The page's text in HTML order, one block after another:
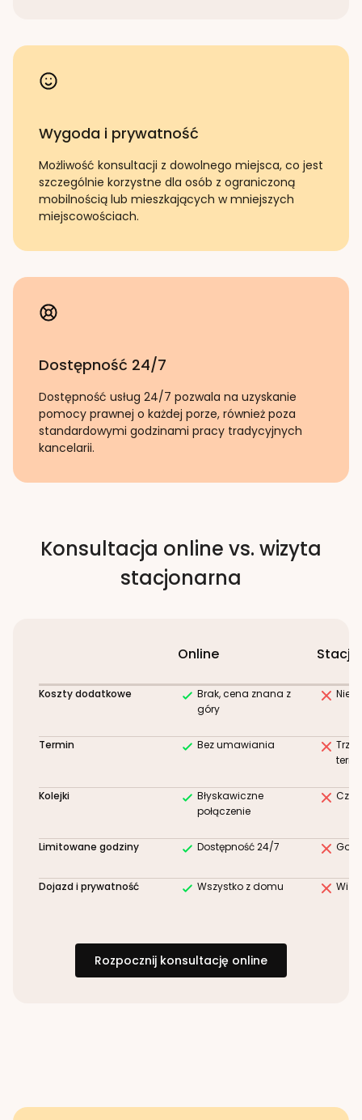
Wygoda i prywatność
Możliwość konsultacji z dowolnego miejsca, co jest
szczególnie korzystne dla osób z ograniczoną
mobilnością lub mieszkających w mniejszych
miejscowościach.
Dostępność 24/7
Dostępność usług 24/7 pozwala na uzyskanie
pomocy prawnej o każdej porze, również poza
standardowymi godzinami pracy tradycyjnych
kancelarii.
Konsultacja online vs. wizyta
stacjonarna
Online
Koszty dodatkowe
Brak, cena znana z
góry
Termin Bez umawiania
Kolejki
Błyskawiczne
połączenie
Limitowane godziny Dostępność 24/7
Dojazd i prywatność Wszystko z domu
Rozpocznij konsultację online